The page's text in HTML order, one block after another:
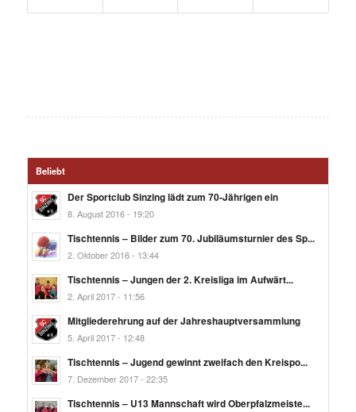
Beliebt
Der Sportclub Sinzing lädt zum 70-Jährigen ein
8. August 2016 - 19:20
Tischtennis – Bilder zum 70. Jubiläumsturnier des Sp...
2. Oktober 2016 - 13:44
Tischtennis – Jungen der 2. Kreisliga im Aufwärt...
2. April 2017 - 11:56
Mitgliederehrung auf der Jahreshauptversammlung
5. April 2017 - 12:48
Tischtennis – Jugend gewinnt zweifach den Kreispo...
7. Dezember 2017 - 22:35
Tischtennis – U13 Mannschaft wird Oberpfalzmeiste...